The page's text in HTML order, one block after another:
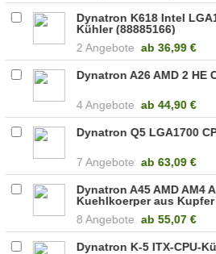
Dynatron K618 Intel
Kühler (88885166)
2 Angebote ab 36,99 €
Dynatron A26 AMD 2 HE
4 Angebote ab44,90 €
Dynatron Q5 LGA1700
7 Angebote ab 63,09 €
Dynatron A45 AMD AM4
Kuehlkoerper aus
8 Angebote ab 55,07 €
Dynatron K-5 ITX-CPU-